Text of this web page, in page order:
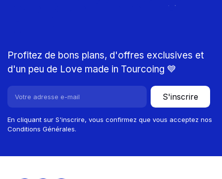
Profitez de bons plans, d'offres exclusives et
d'un peu de Love made in Tourcoing 💙
S'inscrire
En cliquant sur S'inscrire, vous confirmez que vous acceptez nos
Conditions Générales.